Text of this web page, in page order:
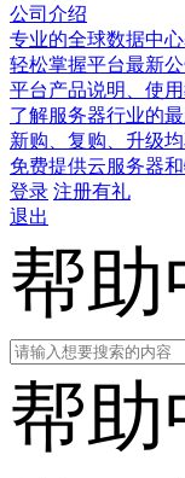
公司介绍
专业的全球数据中
轻松掌握平台最新
平台产品说明、使
了解服务器行业的
新购、复购、升级
免费提供云服务器
登录 注册有礼
退出
帮助
帮助